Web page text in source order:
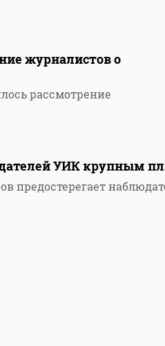
журналистов о
рассмотрение
УИК крупным
предостерегает